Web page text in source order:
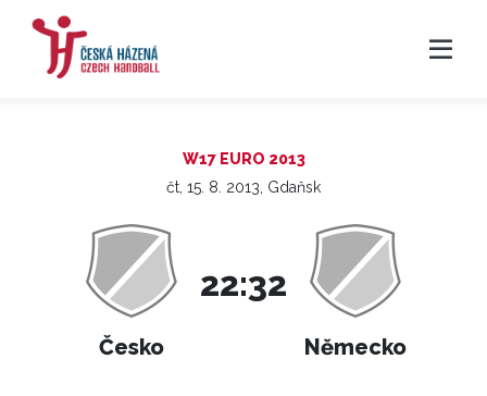
W17 EURO 2013
čt, 15. 8. 2013, Gdaňsk
Česko
22:32
Německo